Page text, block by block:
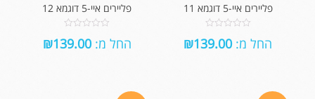
פליירים איי-5 דוגמא 11
out
החל מ: ₪139.00
פליירים איי-5 דוגמא 12
out
החל מ: ₪139.00